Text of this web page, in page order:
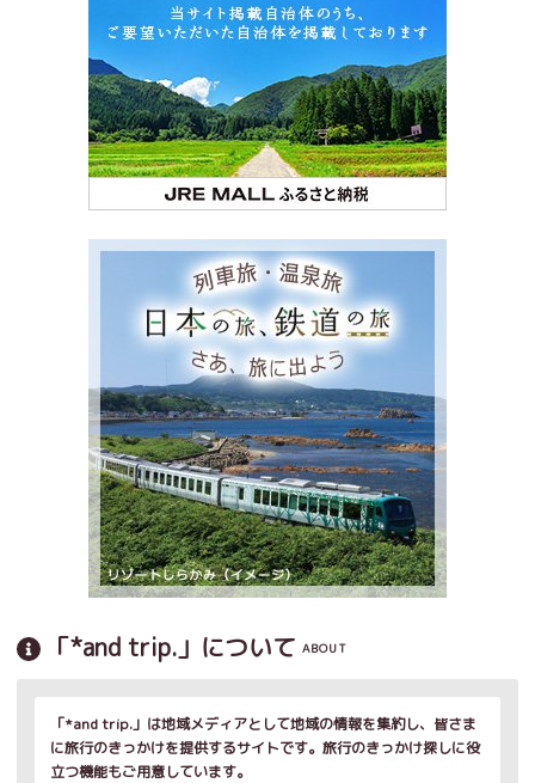
「*and trip.」について ABOUT
「*and trip.」は地域メディアとして地域の情報を集約し、皆さま
に旅行のきっかけを提供するサイトです。旅行のきっかけ探しに役
立つ機能もご用意しています。